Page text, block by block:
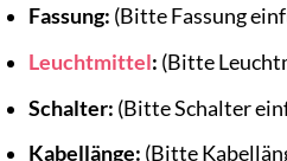
Fassung: (Bitte Fassung
Leuchtmittel: (Bitte
Schalter: (Bitte Schalter
Kabellänge: (Bitte